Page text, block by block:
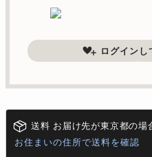
ログインし
送料 お届け先が東京都の場
お住まいの住所で送料を確認